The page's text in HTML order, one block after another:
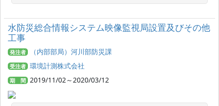
水防災総合情報システム映像監視局設置及びその他
工事
発注者 （内部部局）河川部防災課
受注者 環境計測株式会社
期 間 2019/11/02～2020/03/12